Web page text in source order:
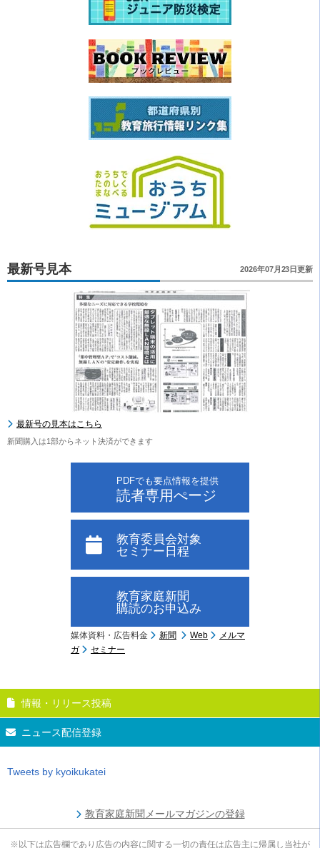
最新号見本 2026年07月23日更新
最新号の見本はこちら
新聞購入は1部からネット決済ができます
PDFでも要点情報を提供
読者専用ぺージ
教育委員会対象
セミナー日程
教育家庭新聞
購読のお申込み
媒体資料・広告料金 新聞 Web
メルマ
ガ
セミナー
情報・リリース投稿
ニュース配信登録
Tweets by kyoikukatei
教育家庭新聞メールマガジンの登録
※以下は広告欄であり広告の内容に関する一切の責任は広告主に帰属し当社が